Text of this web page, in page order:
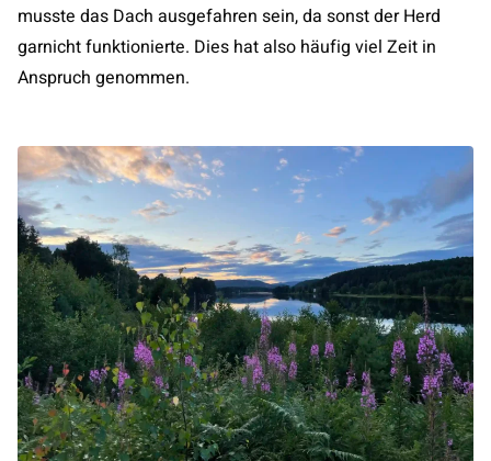
musste das Dach ausgefahren sein, da sonst der Herd
garnicht funktionierte. Dies hat also häufig viel Zeit in
Anspruch genommen.